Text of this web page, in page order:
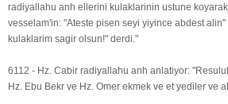
radiyallahu anh ellerini kulaklarinin ustune
vesselam'in: "Ateste pisen seyi yiyince abdest
kulaklarim sagir olsun!" derdi."
6112 - Hz. Cabir radiyallahu anh anlatiyor:
Hz. Ebu Bekr ve Hz. Omer ekmek ve et yediler ve